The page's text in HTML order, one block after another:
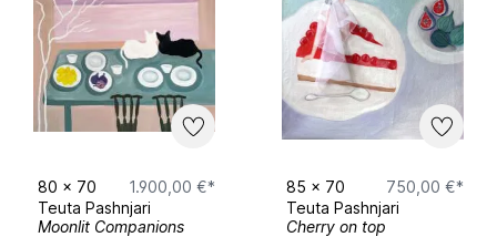
80 x 70
1.900,00 €*
Teuta Pashnjari
Moonlit Companions
85 x 70
750,00 €*
Teuta Pashnjari
Cherry on top